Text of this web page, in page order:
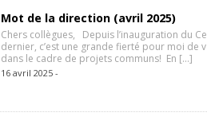
Mot de la direction (avril 2025)
Chers collègues, Depuis l’inauguration du
dernier, c’est une grande fierté pour moi de
dans le cadre de projets communs! En […]
16 avril 2025 -